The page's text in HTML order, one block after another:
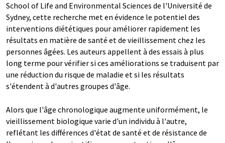
School of Life and Environmental Sciences de l'Université de
Sydney, cette recherche met en évidence le potentiel des
interventions diététiques pour améliorer rapidement les
résultats en matière de santé et de vieillissement chez les
personnes âgées. Les auteurs appellent à des essais à plus
long terme pour vérifier si ces améliorations se traduisent par
une réduction du risque de maladie et si les résultats
s'étendent à d'autres groupes d'âge.
Alors que l'âge chronologique augmente uniformément, le
vieillissement biologique varie d'un individu à l'autre,
reflétant les différences d'état de santé et de résistance de